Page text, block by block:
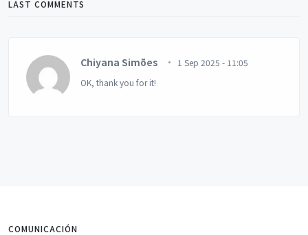
LAST COMMENTS
Chiyana Simões
1 Sep 2025 - 11:05
OK, thank you for it!
COMUNICACIÓN